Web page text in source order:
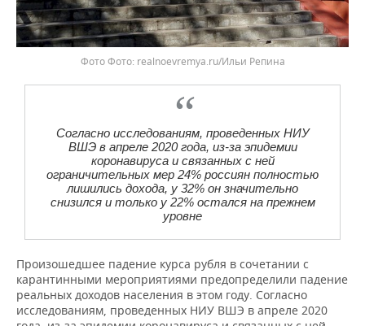
Фото realnoevremya.ru/Ильи Репина
Согласно исследованиям, проведенных НИУ
ВШЭ в апреле 2020 года, из-за эпидемии
коронавируса и связанных с ней
ограничительных мер 24% россиян полностью
лишились дохода, у 32% он значительно
снизился и только у 22% остался на прежнем
уровне
Произошедшее падение курса рубля в сочетании с
карантинными мероприятиями предопределили падение
реальных доходов населения в этом году. Согласно
исследованиям, проведенных НИУ ВШЭ в апреле 2020